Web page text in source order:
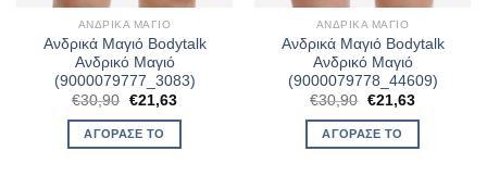
ΑΝΔΡΙΚΆ ΜΑΓΙΌ
Ανδρικά Μαγιό Bodytalk
Ανδρικό Μαγιό
(9000079777_3083)
€30,90 Original
was:
€30,90.
€21,63Η
ΑΓΌΡΑΣΈ ΤΟ
ΑΝΔΡΙΚΆ ΜΑΓΙΌ
Ανδρικά Μαγιό Bodytalk
Ανδρικό Μαγιό
(9000079778_44609)
€30,90 Original
was:
€30,90.
€21,63Η
ΑΓΌΡΑΣΈ ΤΟ